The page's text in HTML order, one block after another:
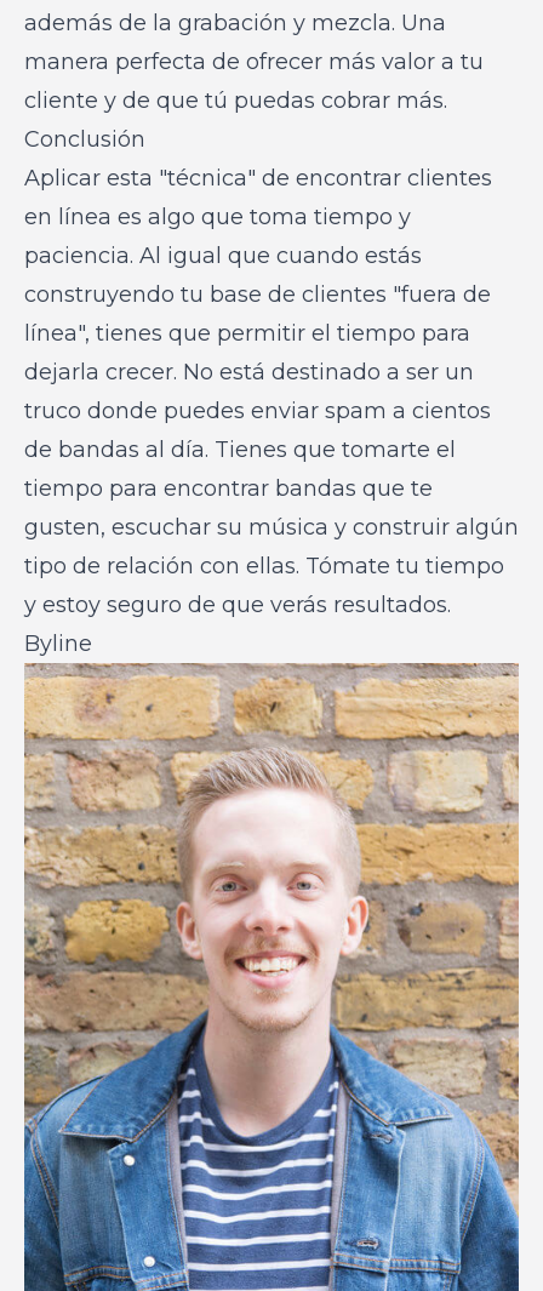
además de la grabación y mezcla. Una
manera perfecta de ofrecer más valor a tu
cliente y de que tú puedas cobrar más.
Conclusión
Aplicar esta "técnica" de encontrar clientes
en línea es algo que toma tiempo y
paciencia. Al igual que cuando estás
construyendo tu base de clientes "fuera de
línea", tienes que permitir el tiempo para
dejarla crecer. No está destinado a ser un
truco donde puedes enviar spam a cientos
de bandas al día. Tienes que tomarte el
tiempo para encontrar bandas que te
gusten, escuchar su música y construir algún
tipo de relación con ellas. Tómate tu tiempo
y estoy seguro de que verás resultados.
Byline